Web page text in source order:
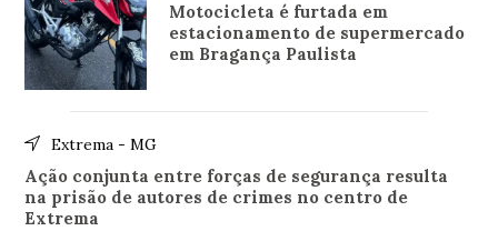
Motocicleta é furtada em
estacionamento de supermercado
em Bragança Paulista
Extrema - MG
Ação conjunta entre forças de segurança resulta
na prisão de autores de crimes no centro de
Extrema